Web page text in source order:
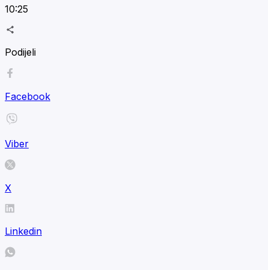
10:25
Podijeli
Facebook
Viber
X
Linkedin